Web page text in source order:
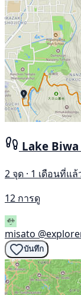
Lake
2 จุด · 1 เดือนที่แล้
12 การดู
misato
บันทึก